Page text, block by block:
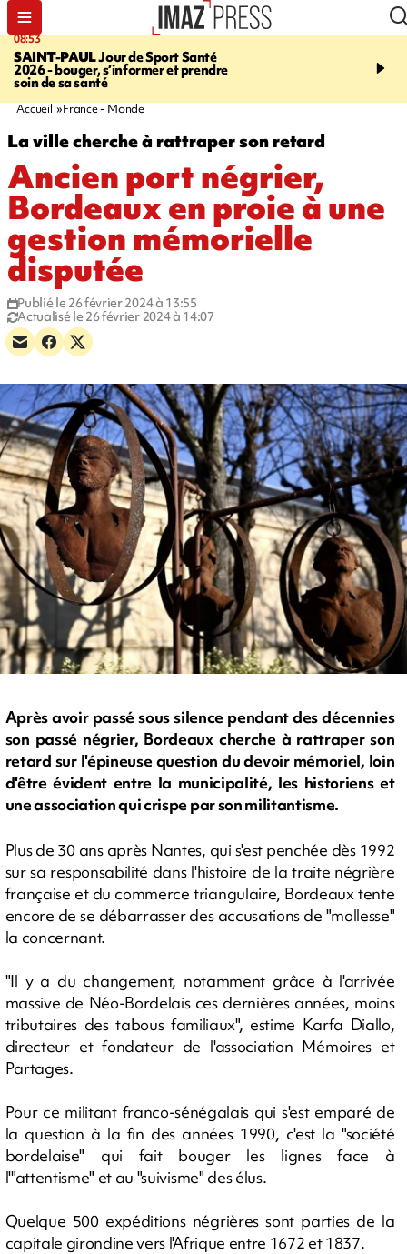
08:53
SAINT-PAULJour de Sport Santé
2026 - bouger, s’informer et prendre
soin de sa santé
11:20
de nouilles pimentées
Accueil France - Monde
La ville cherche à rattraper son retard
Ancien port négrier,
Bordeaux en proie à une
gestion mémorielle
disputée
Publié le 26 février 2024 à 13:55
Actualisé le 26 février 2024 à 14:07
Après avoir passé sous silence pendant des décennies
son passé négrier, Bordeaux cherche à rattraper son
retard sur l'épineuse question du devoir mémoriel, loin
d'être évident entre la municipalité, les historiens et
une association qui crispe par son militantisme.
Plus de 30 ans après Nantes, qui s'est penchée dès 1992
sur sa responsabilité dans l'histoire de la traite négrière
française et du commerce triangulaire, Bordeaux tente
encore de se débarrasser des accusations de "mollesse"
la concernant.
"Il y a du changement, notamment grâce à l'arrivée
massive de Néo-Bordelais ces dernières années, moins
tributaires des tabous familiaux", estime Karfa Diallo,
directeur et fondateur de l'association Mémoires et
Partages.
Pour ce militant franco-sénégalais qui s'est emparé de
la question à la fin des années 1990, c'est la "société
bordelaise" qui fait bouger les lignes face à
l'"attentisme" et au "suivisme" des élus.
Quelque 500 expéditions négrières sont parties de la
capitale girondine vers l'Afrique entre 1672 et 1837.